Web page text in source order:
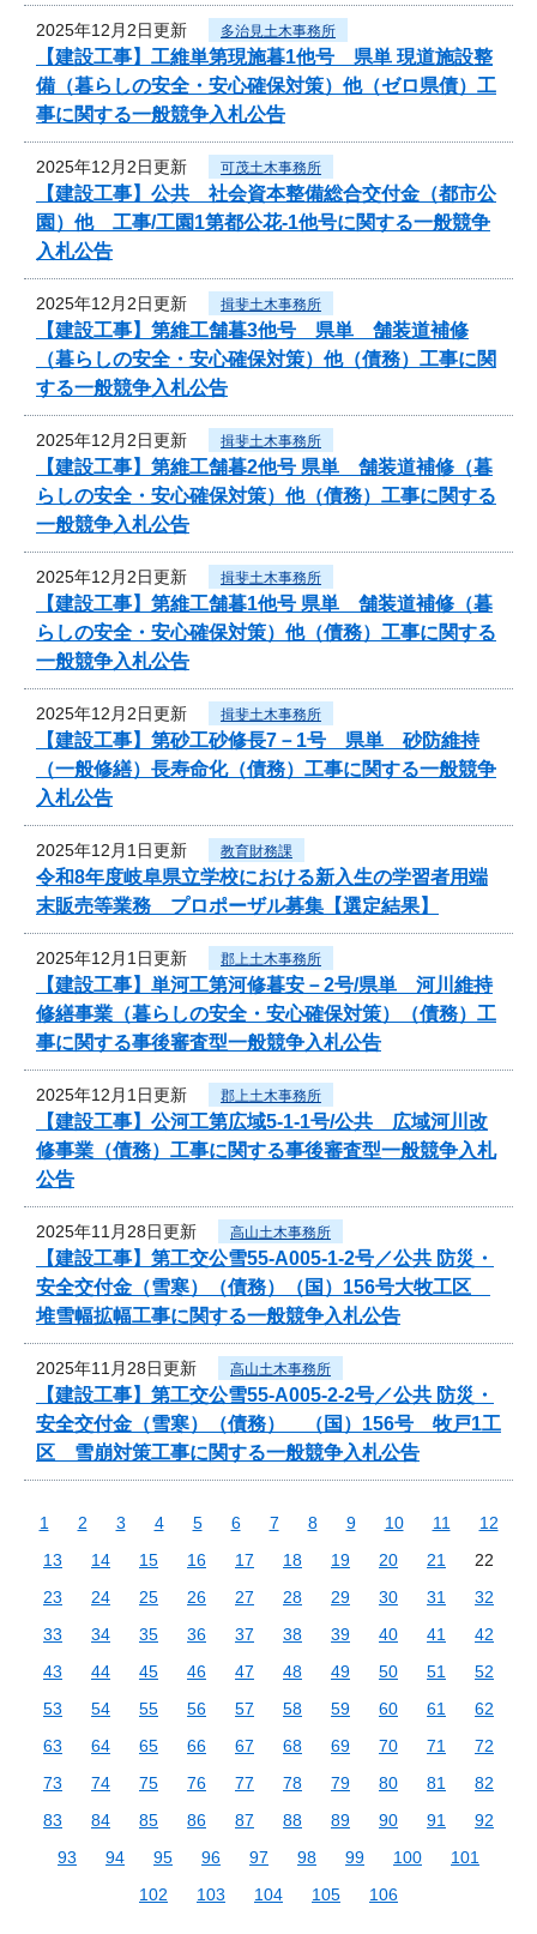
2025年12月2日更新 多治見土木事務所
【建設工事】工維単第現施暮1他号 県単 現道施設整
備（暮らしの安全・安心確保対策）他（ゼロ県債）工
事に関する一般競争入札公告
2025年12月2日更新 可茂土木事務所
【建設工事】公共 社会資本整備総合交付金（都市公
園）他 工事/工園1第都公花-1他号に関する一般競争
入札公告
2025年12月2日更新 揖斐土木事務所
【建設工事】第維工舗暮3他号 県単 舗装道補修
（暮らしの安全・安心確保対策）他（債務）工事に関
する一般競争入札公告
2025年12月2日更新 揖斐土木事務所
【建設工事】第維工舗暮2他号 県単 舗装道補修（暮
らしの安全・安心確保対策）他（債務）工事に関する
一般競争入札公告
2025年12月2日更新 揖斐土木事務所
【建設工事】第維工舗暮1他号 県単 舗装道補修（暮
らしの安全・安心確保対策）他（債務）工事に関する
一般競争入札公告
2025年12月2日更新 揖斐土木事務所
【建設工事】第砂工砂修長7－1号 県単 砂防維持
（一般修繕）長寿命化（債務）工事に関する一般競争
入札公告
2025年12月1日更新 教育財務課
令和8年度岐阜県立学校における新入生の学習者用端
末販売等業務 プロポーザル募集【選定結果】
2025年12月1日更新 郡上土木事務所
【建設工事】単河工第河修暮安－2号/県単 河川維持
修繕事業（暮らしの安全・安心確保対策）（債務）工
事に関する事後審査型一般競争入札公告
2025年12月1日更新 郡上土木事務所
【建設工事】公河工第広域5-1-1号/公共 広域河川改
修事業（債務）工事に関する事後審査型一般競争入札
公告
2025年11月28日更新 高山土木事務所
【建設工事】第工交公雪55-A005-1-2号／公共 防災・
安全交付金（雪寒）（債務）（国）156号大牧工区
堆雪幅拡幅工事に関する一般競争入札公告
2025年11月28日更新 高山土木事務所
【建設工事】第工交公雪55-A005-2-2号／公共 防災・
安全交付金（雪寒）（債務） （国）156号 牧戸1工
区 雪崩対策工事に関する一般競争入札公告
1 2 3 4 5 6 7 8 9 10 11
12
13
14 15 16 17 18 19 20 21
22
23
24 25 26 27 28 29 30 31
32
33
34 35 36 37 38 39 40 41
42
43
44 45 46 47 48 49 50 51
52
53
54 55 56 57 58 59 60 61
62
63
64 65 66 67 68 69 70 71
72
73
74 75 76 77 78 79 80 81
82
83
84 85 86 87 88 89 90 91
92
93
94 95 96 97 98 99 100
101
102
103 104 105 106